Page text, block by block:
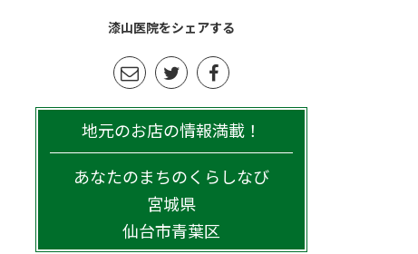
漆山医院をシェアする
地元のお店の情報満載！
あなたのまちのくらしなび
宮城県
仙台市青葉区